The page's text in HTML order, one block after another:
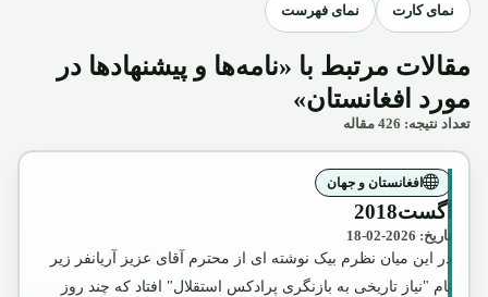
نمای کارت نمای فهرست
مقالات مرتبط با «نامه‌ها و پیشنهادها در
مورد افغانستان»
تعداد نتیجه: 426 مقاله
افغانستان و جهان
آگست2018
تاریخ: 2026-02-18
در این میان نظرم بیک نوشته ای از محترم آقای عزیز آریانفر زیر
نام "نیاز تاریخی به بازنگری پرادکس استقلال" افتاد که چند روز